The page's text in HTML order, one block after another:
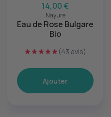
14,00 €
Nayure
Eau de Rose Bulgare
Bio
(43 avis)
Ajouter